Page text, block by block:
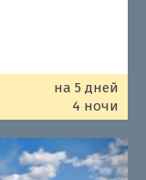
на 5 дней
4 ночи